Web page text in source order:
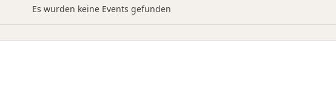
Es wurden keine Events gefunden